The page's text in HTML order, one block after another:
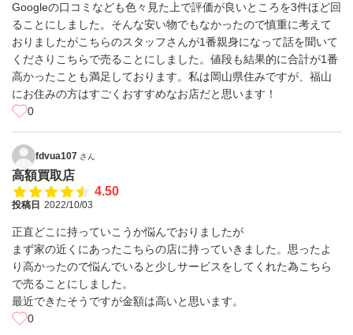
Googleの口コミなども色々見た上で評価が良いところを3件ほど回
ることにしました。そんな安い物でもなかったので慎重に考えて
おりましたがこちらのスタッフさんが1番親身になって話を聞いて
くださりこちらで売ることにしました。値段も結果的に合計が1番
高かったことも満足しております。私は岡山県住みですが、福山
にお住みの方はすごくおすすめなお店だと思います！
0
fdvua107 さん
高額買取店
4.50
投稿日 2022/10/03
正直どこに持っていこうか悩んでおりましたが
まず家の近くにあったこちらの店に持っていきました。思ったよ
り高かったので悩んでいると少しサービスをしてくれた為こちら
で売ることにしました。
最近できたそうですが金額は高いと思います。
0